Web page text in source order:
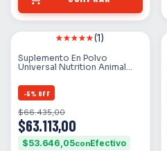
(1)
Suplemento En Polvo
Universal Nutrition Animal
Orange Mango
-5% OFF
$63.113,00
$66.435,00
$53.646,05con